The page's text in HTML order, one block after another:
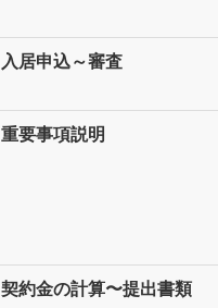
入居申込～審査
重要事項説明
契約金の計算〜提出書類